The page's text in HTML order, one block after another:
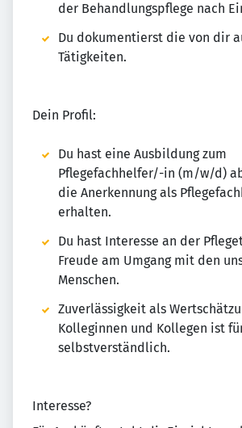
der Behandlungspflege nach
Du dokumentierst die von dir
Tätigkeiten.
Dein Profil:
Du hast eine Ausbildung zum
Pflegefachhelfer/-in (m/w/d)
die Anerkennung als
erhalten.
Du hast Interesse an der
Freude am Umgang mit den
Menschen.
Zuverlässigkeit als
Kolleginnen und Kollegen ist
selbstverständlich.
Interesse?